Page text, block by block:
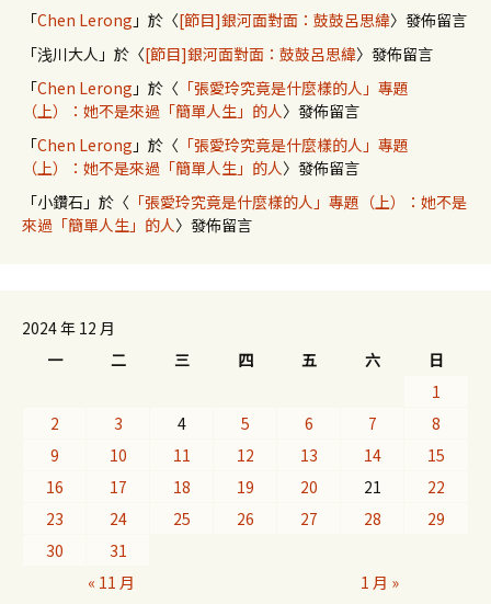
「Chen Lerong 」於〈[節目]銀河面對面：鼓鼓呂思緯〉發佈留言
「浅川大人 」於〈[節目]銀河面對面：鼓鼓呂思緯〉發佈留言
「Chen Lerong 」於〈 「張愛玲究竟是什麼樣的人」專題
（上）：她不是來過「簡單人生」的人〉發佈留言
「Chen Lerong 」於〈 「張愛玲究竟是什麼樣的人」專題
（上）：她不是來過「簡單人生」的人〉發佈留言
「小鑽石 」於〈 「張愛玲究竟是什麼樣的人」專題（上）：她不是
來過「簡單人生」的人〉發佈留言
2024 年 12 月
一
二 三 四 五 六
日
1
2
3 4 5 6 7
8
9
10 11 12 13 14
15
16
17 18 19 20 21
22
23
24 25 26 27 28
29
30
31
« 11 月
1 月 »